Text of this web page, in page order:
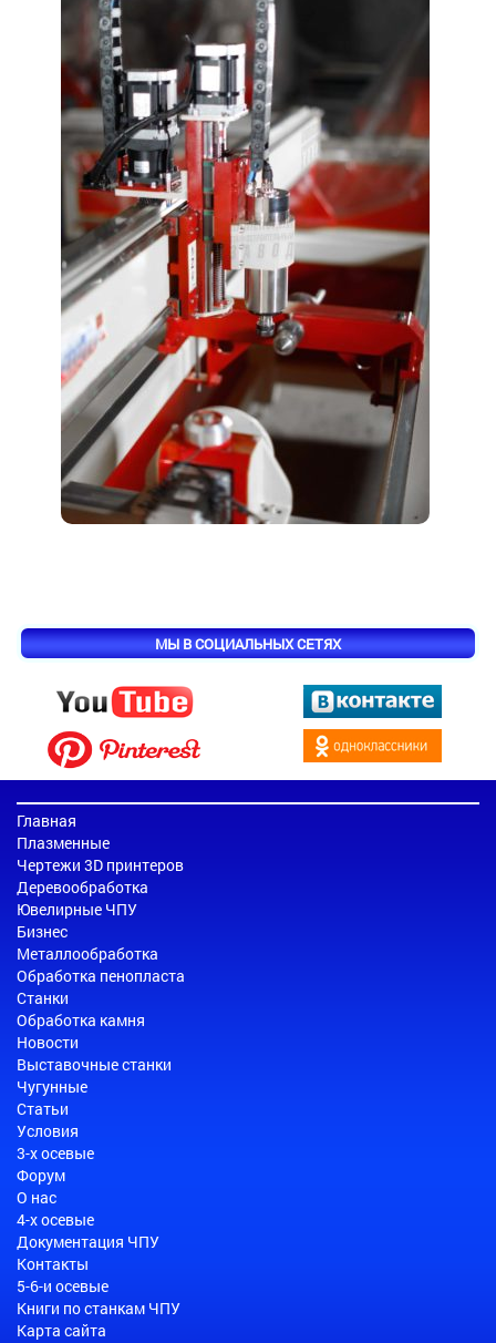
МЫ В СОЦИАЛЬНЫХ СЕТЯХ
Главная
Плазменные
Чертежи 3D принтеров
Деревообработка
Ювелирные ЧПУ
Бизнес
Металлообработка
Обработка пенопласта
Станки
Обработка камня
Новости
Выставочные станки
Чугунные
Статьи
Условия
3-х осевые
Форум
О нас
4-х осевые
Документация ЧПУ
Контакты
5-6-и осевые
Книги по станкам ЧПУ
Карта сайта